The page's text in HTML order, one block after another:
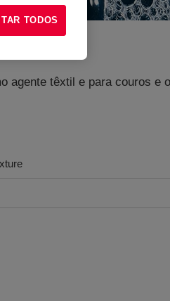
agente têxtil e para couros e
TODOS